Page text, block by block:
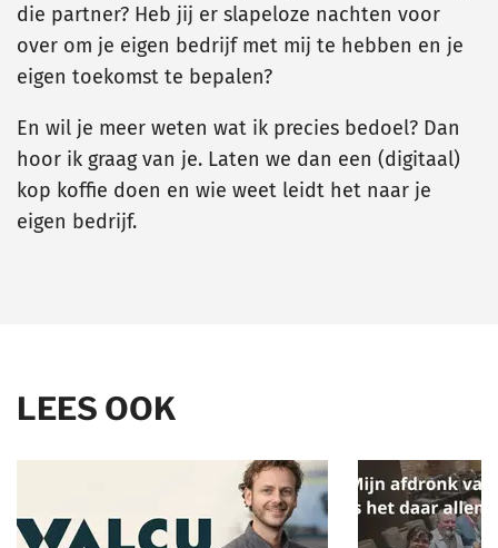
die partner? Heb jij er slapeloze nachten voor
over om je eigen bedrijf met mij te hebben en je
eigen toekomst te bepalen?
En wil je meer weten wat ik precies bedoel? Dan
hoor ik graag van je. Laten we dan een (digitaal)
kop koffie doen en wie weet leidt het naar je
eigen bedrijf.
LEES OOK